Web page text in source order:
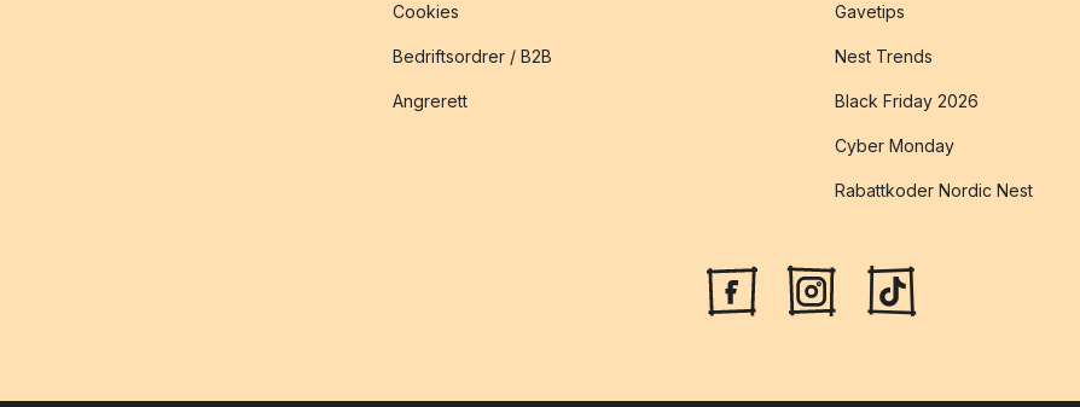
Cookies
Bedriftsordrer / B2B
Angrerett
Gavetips
Nest Trends
Black Friday 2026
Cyber Monday
Rabattkoder Nordic Nest